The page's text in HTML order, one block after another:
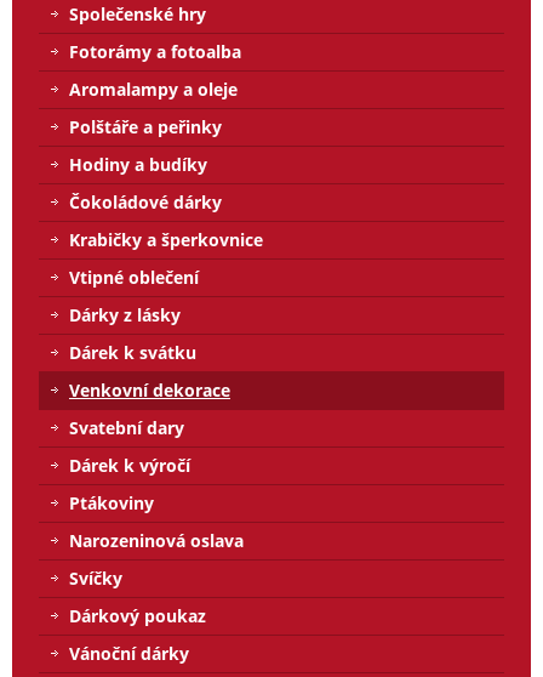
Společenské hry
Fotorámy a fotoalba
Aromalampy a oleje
Polštáře a peřinky
Hodiny a budíky
Čokoládové dárky
Krabičky a šperkovnice
Vtipné oblečení
Dárky z lásky
Dárek k svátku
Venkovní dekorace
Svatební dary
Dárek k výročí
Ptákoviny
Narozeninová oslava
Svíčky
Dárkový poukaz
Vánoční dárky